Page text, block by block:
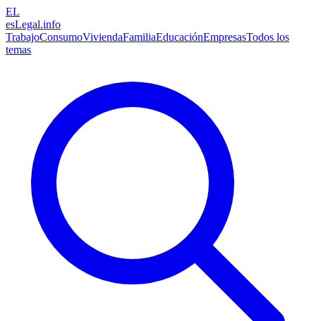
EL
esLegal.info
TrabajoConsumoViviendaFamiliaEducaciónEmpresasTodos los
temas